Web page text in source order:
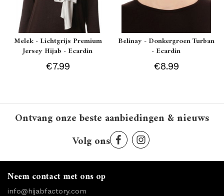
Melek - Lichtgrijs Premium
Jersey Hijab - Ecardin
€7.99
Belinay - Donkergroen Turban
- Ecardin
€8.99
Ontvang onze beste aanbiedingen & nieuws
Volg ons
Neem contact met ons op
info@hijabfactory.com